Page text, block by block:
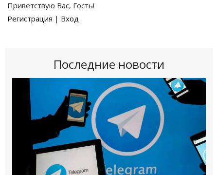
Приветствую Вас, Гость!
Регистрация | Вход
Последние новости